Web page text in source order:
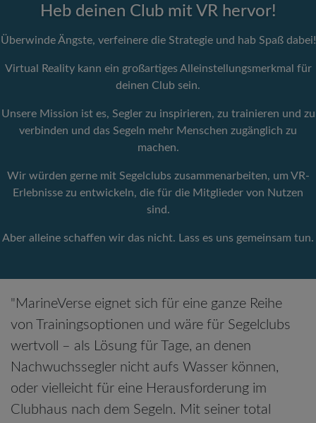
Heb deinen Club mit VR hervor!
Überwinde Ängste, verfeinere die Strategie und hab Spaß dabei!
Virtual Reality kann ein großartiges Alleinstellungsmerkmal für
deinen Club sein.
Unsere Mission ist es, Segler zu inspirieren, zu trainieren und zu
verbinden und das Segeln mehr Menschen zugänglich zu
machen.
Wir würden gerne mit Segelclubs zusammenarbeiten, um VR-
Erlebnisse zu entwickeln, die für die Mitglieder von Nutzen
sind.
Aber alleine schaffen wir das nicht. Lass es uns gemeinsam tun.
"MarineVerse eignet sich für eine ganze Reihe
von Trainingsoptionen und wäre für Segelclubs
wertvoll – als Lösung für Tage, an denen
Nachwuchssegler nicht aufs Wasser können,
oder vielleicht für eine Herausforderung im
Clubhaus nach dem Segeln. Mit seiner total